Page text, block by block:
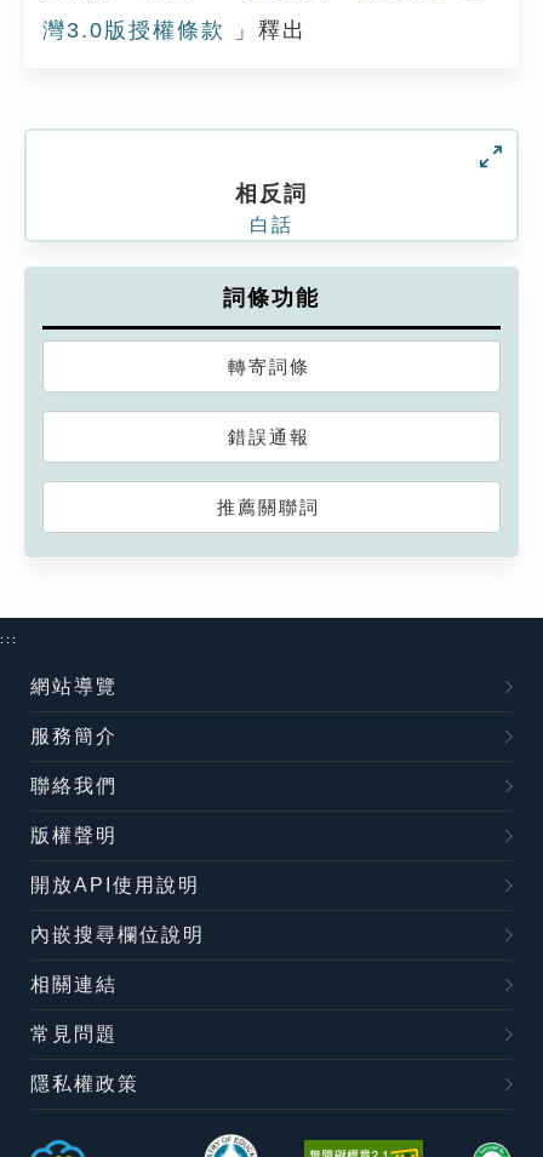
灣3.0版授權條款
」釋出
相反詞
白話
詞條功能
轉寄詞條
錯誤通報
推薦關聯詞
:::
網站導覽
服務簡介
聯絡我們
版權聲明
開放API使用說明
內嵌搜尋欄位說明
相關連結
常見問題
隱私權政策